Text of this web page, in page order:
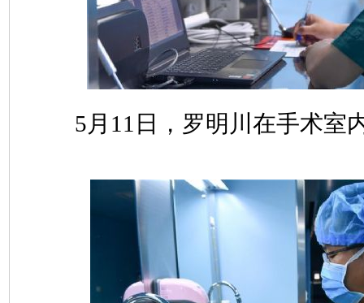
5月11日，罗明川在手术室